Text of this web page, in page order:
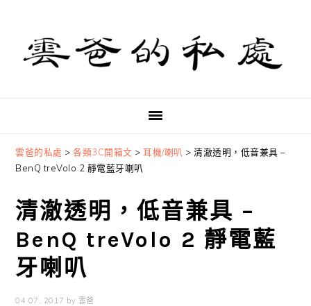
primary
navigation
content
primary
sidebar
雲爸的私處 >各類3C開箱文 > 耳機/喇叭 >清澈透明，低音兼具 –
BenQ treVolo 2 靜電藍牙喇叭
清澈透明，低音兼具 –
BenQ treVolo 2 靜電藍
牙喇叭
04 07, 2017 by 雲爸